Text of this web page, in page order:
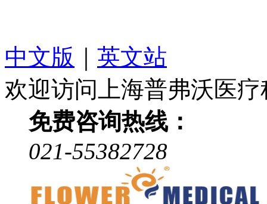
中文版
英文站
欢迎访问上海普弗沃医
免费咨询热线：
021-55382728